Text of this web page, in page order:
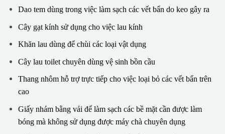
Dao tem dùng trong việc làm sạch các vết bẩn do keo gây ra
Cây gạt kính sử dụng cho việc lau kính
Khăn lau dùng để chùi các loại vật dụng
Cây lau toilet chuyên dùng vệ sinh bồn cầu
Thang nhôm hỗ trợ trực tiếp cho việc loại bỏ các vết bẩn trên
cao
Giấy nhám bằng vải để làm sạch các bề mặt cần được làm
bóng mà không sử dụng được máy chà chuyên dụng